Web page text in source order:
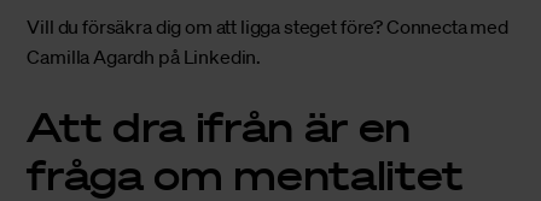
Vill du försäkra dig om att ligga steget före?Connecta med
Camilla Agardh på Linkedin.
Att dra ifrån är en
fråga om mentalitet